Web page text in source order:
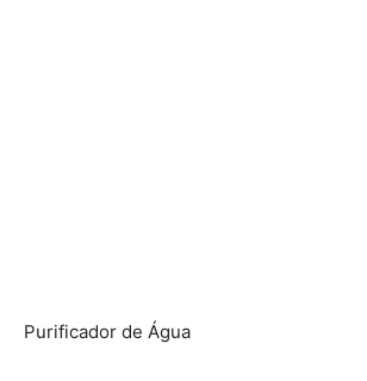
Purificador de Água